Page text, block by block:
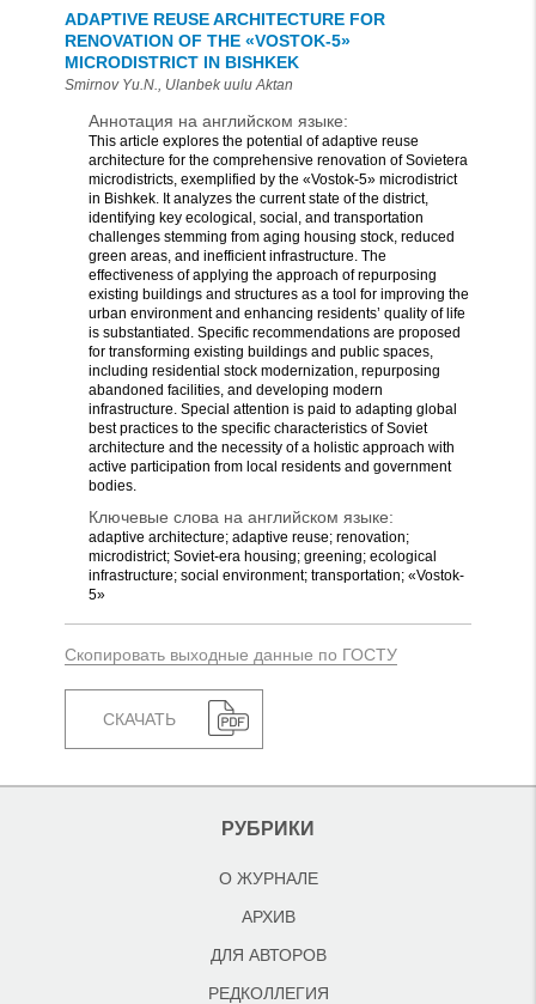
ADAPTIVE REUSE ARCHITECTURE FOR
RENOVATION OF THE «VOSTOK-5»
MICRODISTRICT IN BISHKEK
Smirnov Yu.N., Ulanbek uulu Aktan
Аннотация на английском языке:
This article explores the potential of adaptive reuse
architecture for the comprehensive renovation of Sovietera
microdistricts, exemplified by the «Vostok-5» microdistrict
in Bishkek. It analyzes the current state of the district,
identifying key ecological, social, and transportation
challenges stemming from aging housing stock, reduced
green areas, and inefficient infrastructure. The
effectiveness of applying the approach of repurposing
existing buildings and structures as a tool for improving the
urban environment and enhancing residents’ quality of life
is substantiated. Specific recommendations are proposed
for transforming existing buildings and public spaces,
including residential stock modernization, repurposing
abandoned facilities, and developing modern
infrastructure. Special attention is paid to adapting global
best practices to the specific characteristics of Soviet
architecture and the necessity of a holistic approach with
active participation from local residents and government
bodies.
Ключевые слова на английском языке:
adaptive architecture; adaptive reuse; renovation;
microdistrict; Soviet-era housing; greening; ecological
infrastructure; social environment; transportation; «Vostok-
5»
Скопировать выходные данные по ГОСТУ
СКАЧАТЬ
РУБРИКИ
О ЖУРНАЛЕ
АРХИВ
ДЛЯ АВТОРОВ
РЕДКОЛЛЕГИЯ